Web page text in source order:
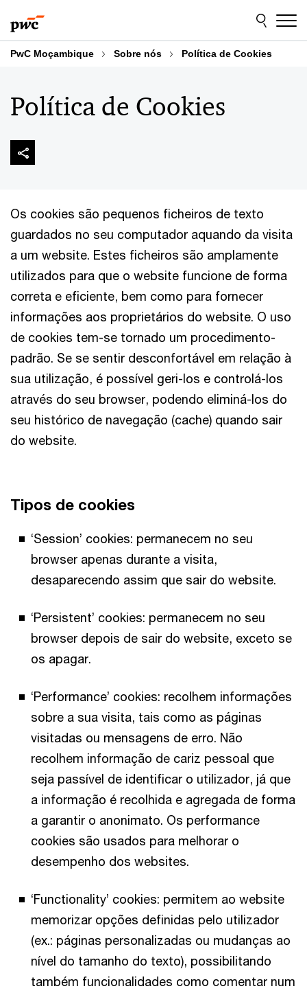
to
content
to
footer
PwC Moçambique Sobre nós Política de Cookies
Política de Cookies
Os cookies são pequenos ficheiros de texto
guardados no seu computador aquando da visita
a um website. Estes ficheiros são amplamente
utilizados para que o website funcione de forma
correta e eficiente, bem como para fornecer
informações aos proprietários do website. O uso
de cookies tem-se tornado um procedimento-
padrão. Se se sentir desconfortável em relação à
sua utilização, é possível geri-los e controlá-los
através do seu browser, podendo eliminá-los do
seu histórico de navegação (cache) quando sair
do website.
Tipos de cookies
‘Session’ cookies: permanecem no seu
browser apenas durante a visita,
desaparecendo assim que sair do website.
‘Persistent’ cookies: permanecem no seu
browser depois de sair do website, exceto se
os apagar.
‘Performance’ cookies: recolhem informações
sobre a sua visita, tais como as páginas
visitadas ou mensagens de erro. Não
recolhem informação de cariz pessoal que
seja passível de identificar o utilizador, já que
a informação é recolhida e agregada de forma
a garantir o anonimato. Os performance
cookies são usados para melhorar o
desempenho dos websites.
‘Functionality’ cookies: permitem ao website
memorizar opções definidas pelo utilizador
(ex.: páginas personalizadas ou mudanças ao
nível do tamanho do texto), possibilitando
também funcionalidades como comentar num